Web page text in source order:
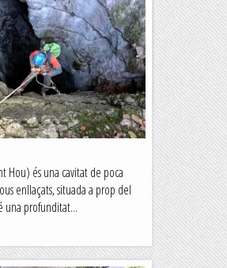
(Montbaig)
és una petita muntanya
situada al costat de Sant Boi
muntanya...
Hou) és una cavitat de poca
enllaçats, situada a prop del
una profunditat...